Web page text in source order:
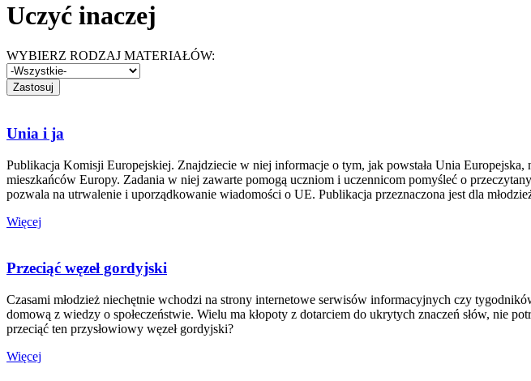
Uczyć inaczej
WYBIERZ RODZAJ MATERIAŁÓW:
Unia i ja
Publikacja Komisji Europejskiej. Znajdziecie w niej informacje o tym, jak powstała Unia
mieszkańców Europy. Zadania w niej zawarte pomogą uczniom i uczennicom pomyśleć o
pozwala na utrwalenie i uporządkowanie wiadomości o UE. Publikacja przeznaczona jest dla
Więcej
Przeciąć węzeł gordyjski
Czasami młodzież niechętnie wchodzi na strony internetowe serwisów informacyjnych czy
domową z wiedzy o społeczeństwie. Wielu ma kłopoty z dotarciem do ukrytych znaczeń słów, nie
przeciąć ten przysłowiowy węzeł gordyjski?
Więcej